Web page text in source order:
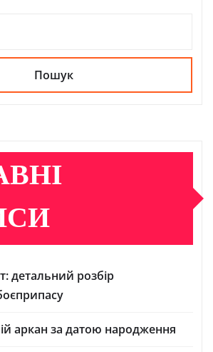
Пошук
детальний розбір
аркан за датою народження